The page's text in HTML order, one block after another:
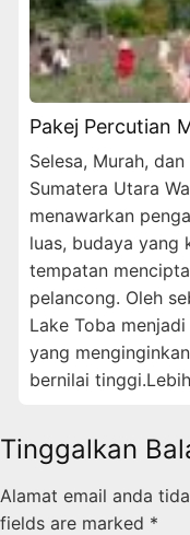
Pakej Percutian
Selesa, Murah,
Sumatera Utara
menawarkan
luas, budaya yang
tempatan
pelancong. Oleh
Lake Toba
yang
bernilai
Tinggalkan
Alamat email anda
fields are marked *